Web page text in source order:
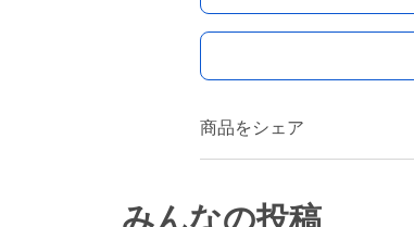
商品をシェア
みんなの投稿